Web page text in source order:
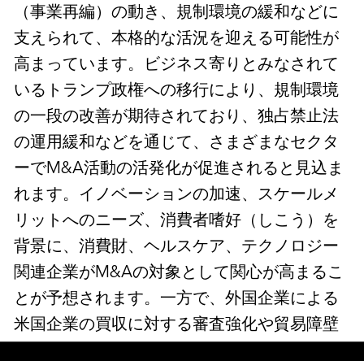
（事業再編）の動き、規制環境の緩和などに
支えられて、本格的な活況を迎える可能性が
高まっています。ビジネス寄りとみなされて
いるトランプ政権への移行により、規制環境
の一段の改善が期待されており、独占禁止法
の運用緩和などを通じて、さまざまなセクタ
ーでM&A活動の活発化が促進されると見込ま
れます。イノベーションの加速、スケールメ
リットへのニーズ、消費者嗜好（しこう）を
背景に、消費財、ヘルスケア、テクノロジー
関連企業がM&Aの対象として関心が高まるこ
とが予想されます。一方で、外国企業による
米国企業の買収に対する審査強化や貿易障壁